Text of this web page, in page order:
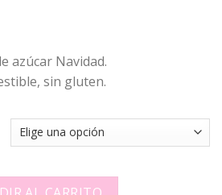
azúcar Navidad.
sin gluten.
- Clasico quantity